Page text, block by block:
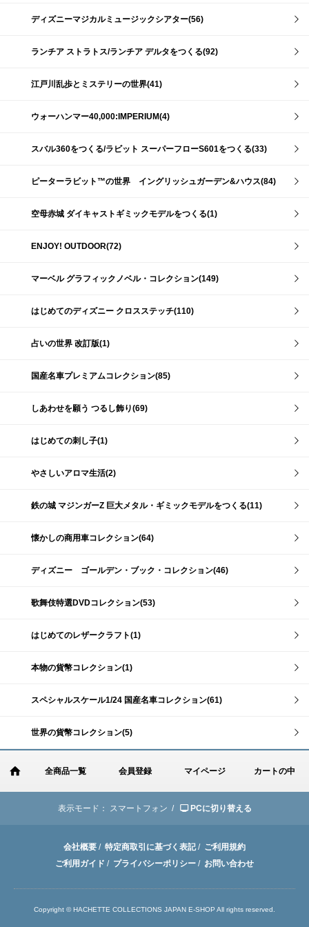
ディズニーマジカルミュージックシアター(56)
ランチア ストラトス/ランチア デルタをつくる(92)
江戸川乱歩とミステリーの世界(41)
ウォーハンマー40,000:IMPERIUM(4)
スバル360をつくる/ラビット スーパーフローS601をつくる(33)
ピーターラビット™の世界 イングリッシュガーデン&ハウス(84)
空母赤城 ダイキャストギミックモデルをつくる(1)
ENJOY! OUTDOOR(72)
マーベル グラフィックノベル・コレクション(149)
はじめてのディズニー クロスステッチ(110)
占いの世界 改訂版(1)
国産名車プレミアムコレクション(85)
しあわせを願う つるし飾り(69)
はじめての刺し子(1)
やさしいアロマ生活(2)
鉄の城 マジンガーZ 巨大メタル・ギミックモデルをつくる(11)
懐かしの商用車コレクション(64)
ディズニー ゴールデン・ブック・コレクション(46)
歌舞伎特選DVDコレクション(53)
はじめてのレザークラフト(1)
本物の貨幣コレクション(1)
スペシャルスケール1/24 国産名車コレクション(61)
世界の貨幣コレクション(5)
全商品一覧 会員登録 マイページ カートの中
表示モード： スマートフォン / PCに切り替える
会社概要 / 特定商取引に基づく表記/ ご利用規約
ご利用ガイド / プライバシーポリシー / お問い合わせ
Copyright © HACHETTE COLLECTIONS JAPAN E-SHOP All rights reserved.